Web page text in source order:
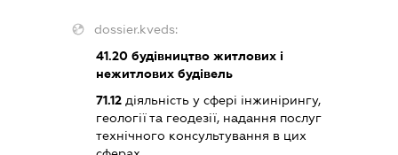
dossier.kveds:
41.20 будівництво житлових і
нежитлових будівель
71.12 діяльність у сфері інжинірингу,
геології та геодезії, надання послуг
технічного консультування в цих